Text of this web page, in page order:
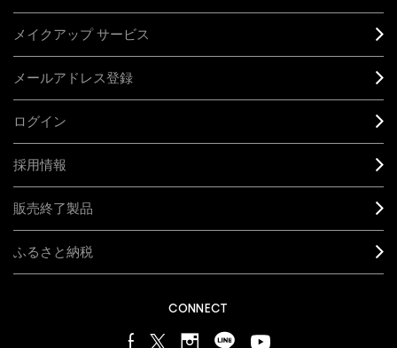
メイクアップ サービス
メールアドレス登録
ログイン
採用情報
販売終了製品
ふるさと納税
CONNECT